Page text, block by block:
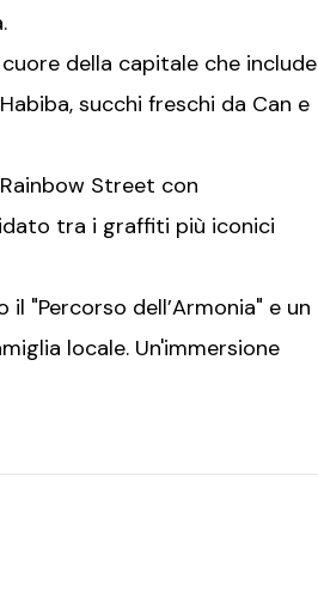
della capitale che include
succhi freschi da Can e
Street con
tra i graffiti più iconici
"Percorso dell’Armonia" e un
locale. Un'immersione